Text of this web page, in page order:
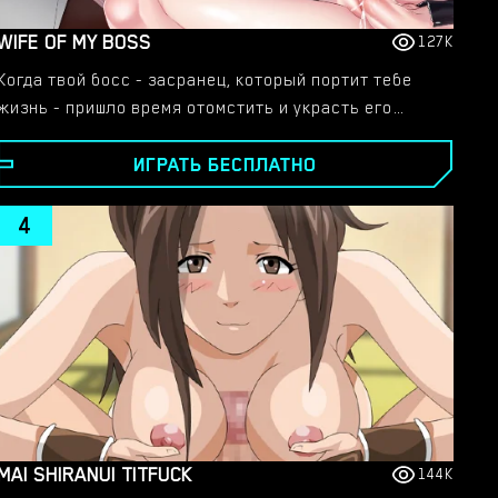
OF MY BOSS 127K
твой босс - засранец, который портит тебе
- пришло время отомстить и украсть его
Играй в новую хентай порно игру прямо
ИГРАТЬ БЕСПЛАТНО
SHIRANUI TITFUCK
4
144K